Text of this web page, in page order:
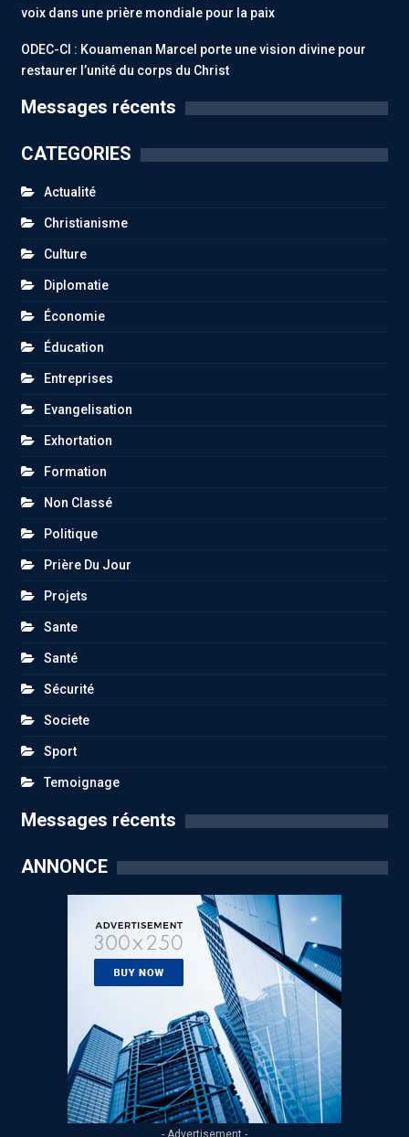
voix dans une prière mondiale pour la paix
ODEC-CI : Kouamenan Marcel porte une vision divine pour
restaurer l’unité du corps du Christ
Messages récents
CATEGORIES
Actualité
Christianisme
Culture
Diplomatie
Économie
Éducation
Entreprises
Evangelisation
Exhortation
Formation
Non Classé
Politique
Prière Du Jour
Projets
Sante
Santé
Sécurité
Societe
Sport
Temoignage
Messages récents
ANNONCE
- Advertisement -